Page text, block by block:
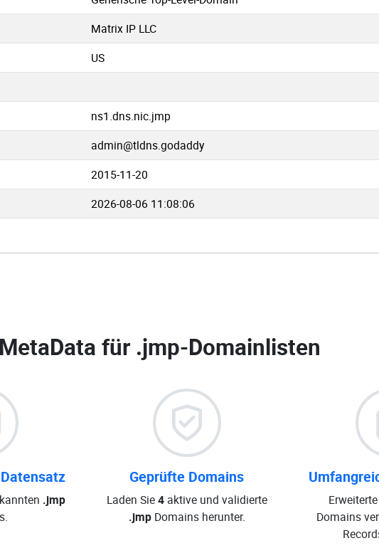
Matrix IP LLC
US
ns1.dns.nic.jmp
admin@tldns.godaddy
2015-11-20
2026-08-06 11:08:06
für .jmp-Domainlisten
.jmp
Geprüfte Domains
Laden Sie4aktive und validierte
.jmpDomains herunter.
Domains